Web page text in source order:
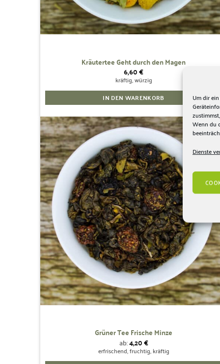
Um dir
Wenn du
Dienste
Kräutertee Geht durch den Magen
6,60€
kräftig, würzig
IN DEN WARENKORB
Wunschliste
hinzufügen
Grüner Tee Frische Minze
ab:4,20€
erfrischend, fruchtig, kräftig